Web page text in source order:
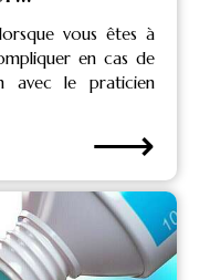
vous êtes à
en cas de
avec le praticien
⟶